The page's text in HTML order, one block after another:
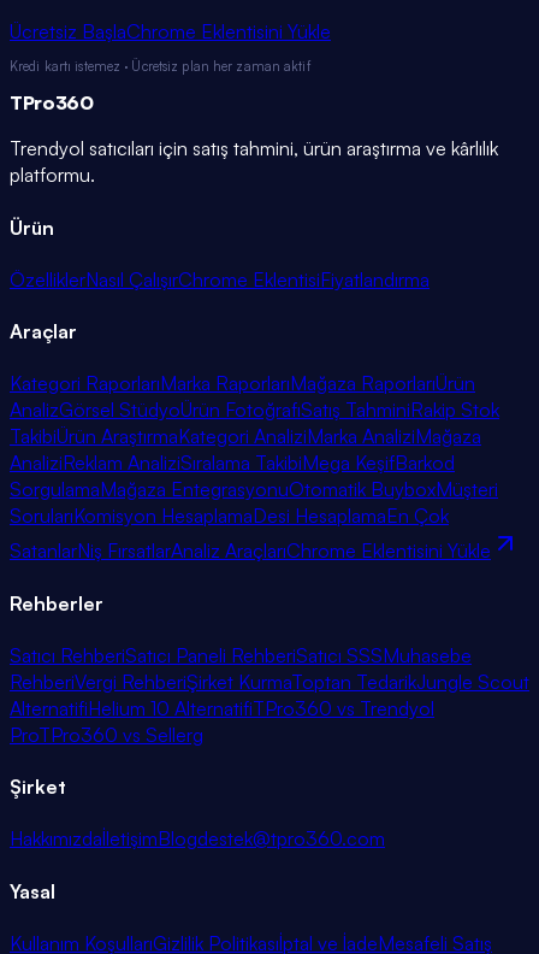
Ücretsiz BaşlaChrome Eklentisini Yükle
Kredi kartı istemez · Ücretsiz plan her zaman aktif
TPro360
Trendyol satıcıları için satış tahmini, ürün araştırma ve kârlılık
platformu.
Ürün
ÖzelliklerNasıl ÇalışırChrome EklentisiFiyatlandırma
Araçlar
Kategori RaporlarıMarka RaporlarıMağaza RaporlarıÜrün
AnalizGörsel StüdyoÜrün FotoğrafıSatış TahminiRakip Stok
TakibiÜrün AraştırmaKategori AnaliziMarka AnaliziMağaza
AnaliziReklam AnaliziSıralama TakibiMega KeşifBarkod
SorgulamaMağaza EntegrasyonuOtomatik BuyboxMüşteri
SorularıKomisyon HesaplamaDesi HesaplamaEn Çok
SatanlarNiş FırsatlarAnaliz AraçlarıChrome Eklentisini Yükle
Rehberler
Satıcı RehberiSatıcı Paneli RehberiSatıcı SSSMuhasebe
RehberiVergi RehberiŞirket KurmaToptan TedarikJungle Scout
AlternatifiHelium 10 AlternatifiTPro360 vs Trendyol
ProTPro360 vs Sellerg
Şirket
HakkımızdaİletişimBlogdestek@tpro360.com
Yasal
Kullanım KoşullarıGizlilik Politikasıİptal ve İadeMesafeli Satış